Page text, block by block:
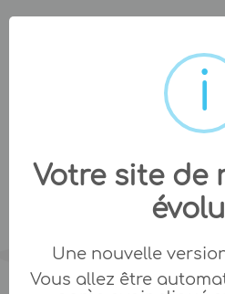
Votre site de
Une nouvelle
Vous allez être